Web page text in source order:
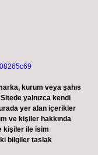
kurum veya şahıs
yalnızca kendi
yer alan içerikler
ve kişiler hakkında
kişiler ile isim
bilgiler taslak